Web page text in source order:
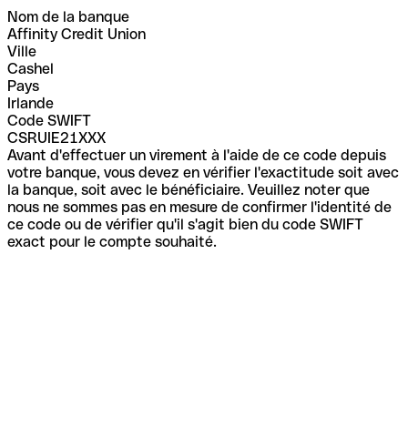
Nom de la banque
Affinity Credit Union
Ville
Cashel
Pays
Irlande
Code SWIFT
CSRUIE21XXX
Avant d'effectuer un virement à l'aide de ce code depuis
votre banque, vous devez en vérifier l'exactitude soit avec
la banque, soit avec le bénéficiaire. Veuillez noter que
nous ne sommes pas en mesure de confirmer l'identité de
ce code ou de vérifier qu'il s'agit bien du code SWIFT
exact pour le compte souhaité.